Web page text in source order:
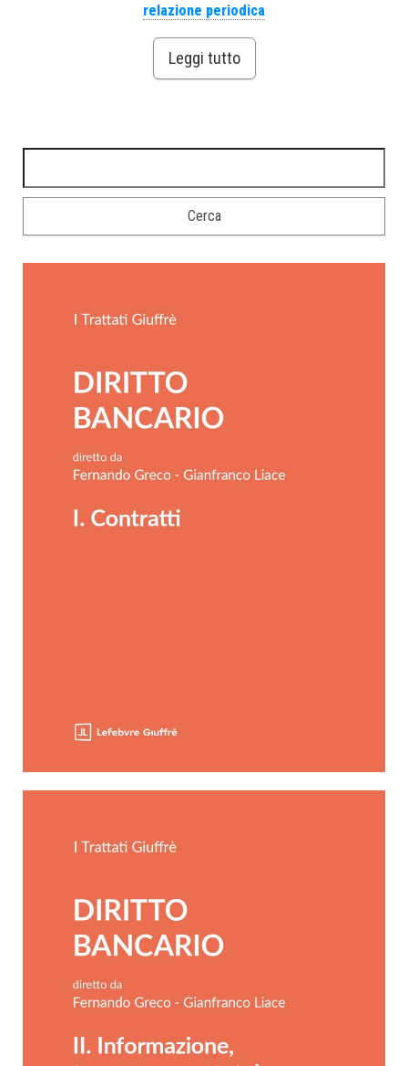
relazione periodica
Leggi tutto